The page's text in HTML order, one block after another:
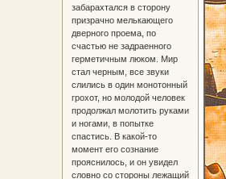
забарахтался в сторону
призрачно мелькающего
дверного проема, по
счастью не задраенного
герметичным люком. Мир
стал черным, все звуки
слились в один монотонный
грохот, но молодой человек
продолжал молотить руками
и ногами, в попытке
спастись. В какой-то
момент его сознание
прояснилось, и он увидел
словно со стороны лежащий